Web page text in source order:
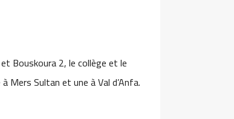
Bouskoura 2, le collège et le
Mers Sultan et une à Val d’Anfa.